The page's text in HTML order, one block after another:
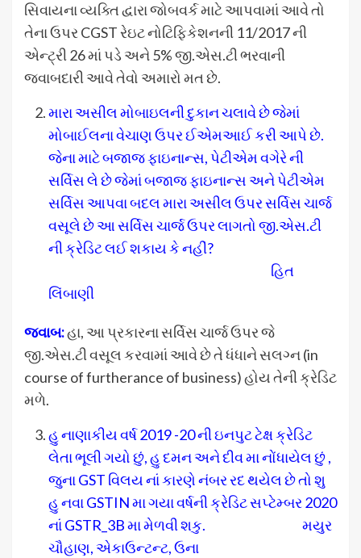
સિવાયના વ્યક્તિ દ્વારા જોબવર્ક માટે આપવામાં આવે તો
તેના ઉપર CGST રેઇટ નોટિફિકેશનની 11/2017 ની
એન્ટ્રી 26 માં પડે અને 5% જી.એસ.ટી ભરવાની
જવાબદારી આવે તેવો અમારો મત છે.
મારા અસીલ મોબાઇલની દુકાન ચલાવે છે જેમાં
મોબાઈલના વેચાણ ઉપર ઈએમઆઈ કરી આપે છે.
જેના માટે બજાજ ફાઇનાન્સ, પેટીએમ વગેરે ની
સર્વિસ લે છે જેમાં બજાજ ફાઇનાન્સ અને પેટીએમ
સર્વિસ આપવા બદલ મારા અસીલ ઉપર સર્વિસ ચાર્જ
વસૂલે છે આ સર્વિસ ચાર્જ ઉપર લાગતો જી.એસ.ટી
ની ક્રેડિટ લઈ શકાય કે નહીં?
હિત
લિંબાણી
જવાબ:હા, આ પ્રકારના સર્વિસ ચાર્જ ઉપર જે
જી.એસ.ટી વસૂલ કરવામાં આવે છે તે ધંધાને સલગ્ન (in
course of furtherance of business) હોય તેની ક્રેડિટ
મળે.
હુ નાણાકીય વર્ષ 2019 -20 ની ઇનપુટ ટેક્ષ ક્રેડિટ
લેતા ભૂલી ગયો છું, હુ દમન અને દીવ મા નોંધાયેલ છું ,
જુના GST વિલય નાં કારણે નંબર રદ થયેલ છે તો શુ
હુ નવા GSTIN મા ગયા વર્ષની ક્રેડિટ સપ્ટેમ્બર 2020
નાં GSTR_3B મા મેળવી શકુ. મયુર
ચૌહાણ, એકાઉન્ટન્ટ, ઉના